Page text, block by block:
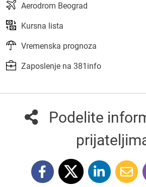
Aerodrom Beograd
Kursna lista
Vremenska prognoza
Zaposlenje na 381info
Podelite